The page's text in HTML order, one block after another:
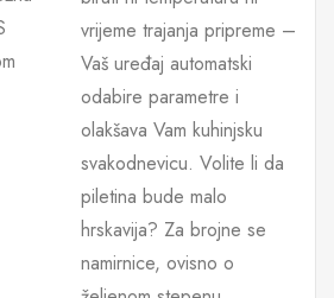
vrijeme trajanja pripreme –
Vaš uređaj automatski
odabire parametre i
olakšava Vam kuhinjsku
svakodnevicu. Volite li da
piletina bude malo
hrskavija? Za brojne se
namirnice, ovisno o